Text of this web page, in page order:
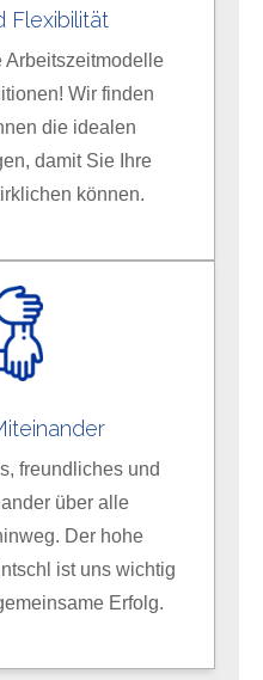
Flexibilität
Arbeitszeitmodelle
Wir finden
die idealen
damit Sie Ihre
können.
freundliches und
über alle
Der hohe
ist uns wichtig
Erfolg.